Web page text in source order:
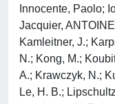
Innocente, Paolo;
Jacquier,
Kamleitner, J.;
N.; Kong, M.;
A.; Krawczyk, N.;
Le, H. B.;